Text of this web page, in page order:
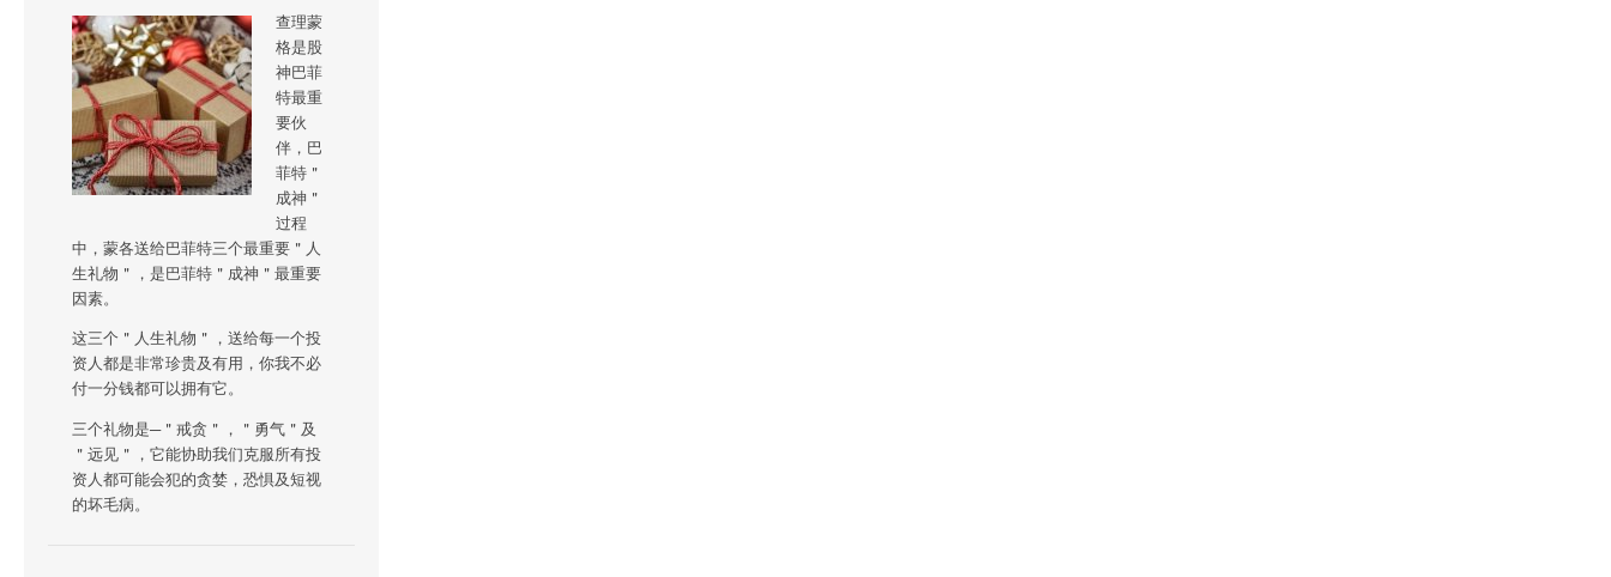
查理蒙
格是股
神巴菲
特最重
要伙
伴，巴
菲特＂
成神＂
过程
中，蒙各送给巴菲特三个最重要＂人
生礼物＂，是巴菲特＂成神＂最重要
因素。
这三个＂人生礼物＂，送给每一个投
资人都是非常珍贵及有用，你我不必
付一分钱都可以拥有它。
三个礼物是─＂戒贪＂，＂勇气＂及
＂远见＂，它能协助我们克服所有投
资人都可能会犯的贪婪，恐惧及短视
的坏毛病。